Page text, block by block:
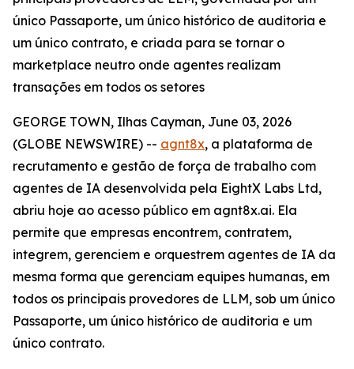
único Passaporte, um único histórico de auditoria e
um único contrato, e criada para se tornar o
marketplace neutro onde agentes realizam
transações em todos os setores
GEORGE TOWN, Ilhas Cayman, June 03, 2026
(GLOBE NEWSWIRE) -- agnt8x, a plataforma de
recrutamento e gestão de força de trabalho com
agentes de IA desenvolvida pela EightX Labs Ltd,
abriu hoje ao acesso público em agnt8x.ai. Ela
permite que empresas encontrem, contratem,
integrem, gerenciem e orquestrem agentes de IA da
mesma forma que gerenciam equipes humanas, em
todos os principais provedores de LLM, sob um único
Passaporte, um único histórico de auditoria e um
único contrato.